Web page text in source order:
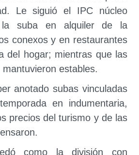
Le siguió el IPC núcleo
la suba en alquiler de la
conexos y en restaurantes
del hogar; mientras que las
estables.
anotado subas vinculadas
en indumentaria,
precios del turismo y de las
como la división con